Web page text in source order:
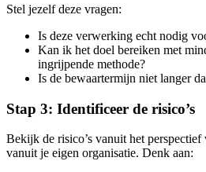
Stel jezelf deze vragen:
Is deze verwerking echt nodig
Kan ik het doel bereiken met
ingrijpende methode?
Is de bewaartermijn niet langer
Stap 3: Identificeer de risico’s
Bekijk de risico’s vanuit het
vanuit je eigen organisatie. Denk aan: